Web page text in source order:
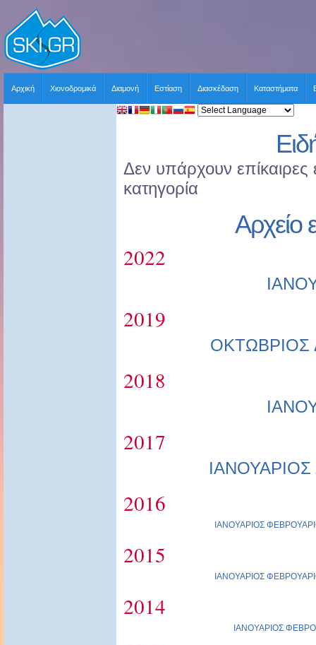
Αρχική Χιονοδρομικά Διαμονή Εστίαση Διασκέδαση Καταστήματα
Δεν υπάρχουν επίκαιρες
κατηγορία
Αρχείο
2022
2019
ΟΚΤΩΒΡΙΟΣ
2018
2017
ΙΑΝΟΥΑΡΙΟΣ
2016
ΙΑΝΟΥΑΡΙΟΣ
2015
ΙΑΝΟΥΑΡΙΟΣ
2014
ΙΑΝΟΥΑΡΙΟΣ